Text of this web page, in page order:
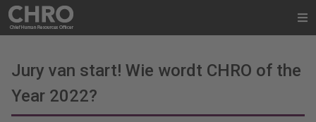
Jury van start! Wie wordt CHRO of the
Year 2022?